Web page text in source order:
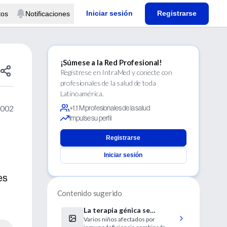
Notificaciones Iniciar sesión Registrarse
¡Súmese a la Red Profesional!
Regístrese en IntraMed y conecte con
profesionales de la salud de toda
Latinoamérica.
+1.1 M profesionales de la salud
Impulse su perfil
Registrarse
Iniciar sesión
Contenido sugerido
La terapia génica se
muestra eficaz como
Varios niños afectados por